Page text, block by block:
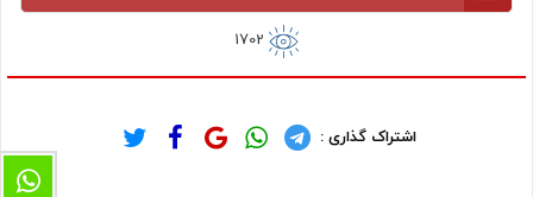
1702
اشتراک گذاری :